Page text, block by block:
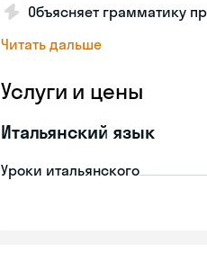
Объясняет грамматику
Читать дальше
Услуги и цены
Итальянский язык
Уроки итальянского